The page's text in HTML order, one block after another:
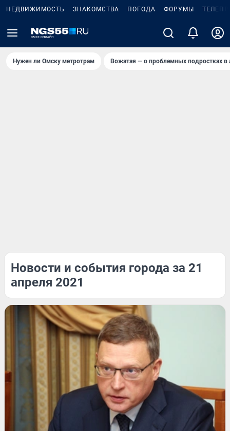
НЕДВИЖИМОСТЬ ЗНАКОМСТВА ПОГОДА ФОРУМЫ
Нужен ли Омску метротрам Вожатая — о проблемных подростках в
Новости и события города за 21
апреля 2021